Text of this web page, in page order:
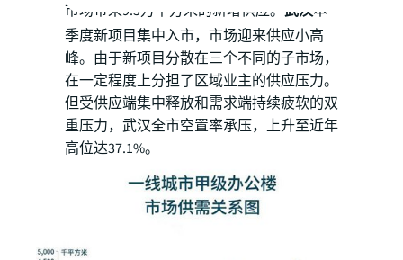
市场带来9.3万平方米的新增供应。 武汉本
季度新项目集中入市，市场迎来供应小高
峰。由于新项目分散在三个不同的子市场，
在一定程度上分担了区域业主的供应压力。
但受供应端集中释放和需求端持续疲软的双
重压力，武汉全市空置率承压，上升至近年
高位达37.1%。